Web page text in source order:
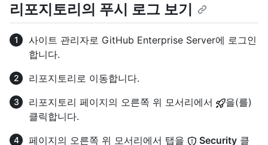
리포지토리의 푸시 로그 보기
사이트 관리자로 GitHub Enterprise Server에 로그인
합니다.
리포지토리로 이동합니다.
리포지토리 페이지의 오른쪽 위 모서리에서
을(를)
클릭합니다.
페이지의 오른쪽 위 모서리에서 탭을
Security 클